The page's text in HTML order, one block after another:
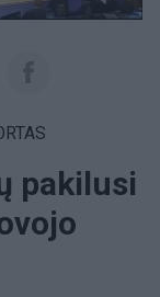
pakilusi